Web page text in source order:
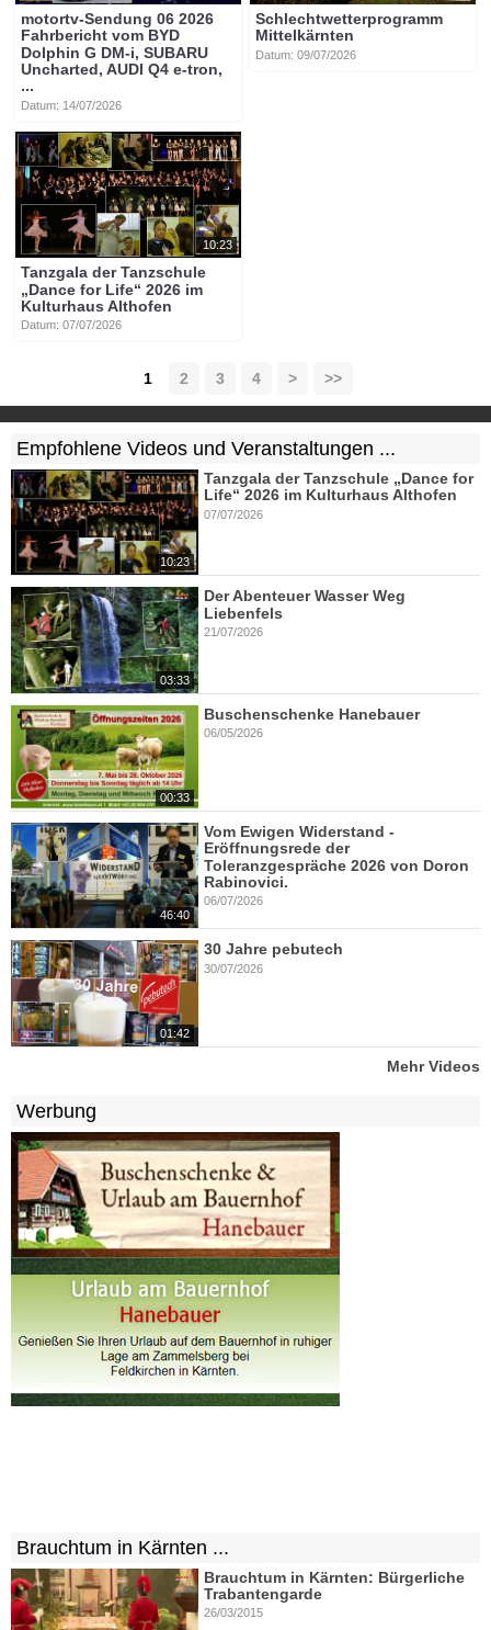
motortv-Sendung 06 2026
Fahrbericht vom BYD
Dolphin G DM-i, SUBARU
Uncharted, AUDI Q4 e-tron,
...
Datum: 14/07/2026
Schlechtwetterprogramm
Mittelkärnten
Datum: 09/07/2026
10:23
Tanzgala der Tanzschule
„Dance for Life“ 2026 im
Kulturhaus Althofen
Datum: 07/07/2026
1 2 3 4 > >>
Empfohlene Videos und Veranstaltungen ...
10:23
Tanzgala der Tanzschule „Dance for
Life“ 2026 im Kulturhaus Althofen
07/07/2026
03:33
Der Abenteuer Wasser Weg
Liebenfels
21/07/2026
00:33
Buschenschenke Hanebauer
06/05/2026
46:40
Vom Ewigen Widerstand -
Eröffnungsrede der
Toleranzgespräche 2026 von Doron
Rabinovici.
06/07/2026
01:42
30 Jahre pebutech
30/07/2026
Mehr Videos
Werbung
Brauchtum in Kärnten ...
Brauchtum in Kärnten: Bürgerliche
Trabantengarde
26/03/2015